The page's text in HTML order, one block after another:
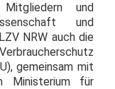
und
und
NRW auch die
gemeinsam mit
Ministerium für